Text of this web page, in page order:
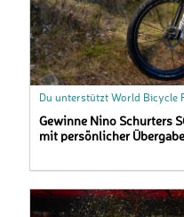
Du unterstützt World Bicycle
Gewinne Nino Schurters
mit persönlicher